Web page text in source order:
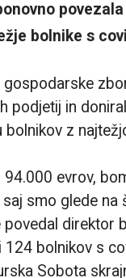
bolnike s
podjetij in
bolnikov z
evrov,
smo glede
povedal direktor
bolnikov s
Sobota